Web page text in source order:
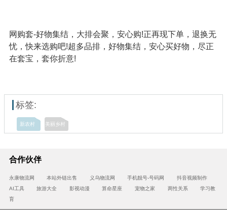
网购套-好物集结，大排会聚，安心购!正再现下单，退换无
忧，快来选购吧!超多品排，好物集结，安心买好物，尽正
在套宝，套你折意!
标签:
新农村 美丽乡村
合作伙伴
永康物流网 本站外链出售 义乌物流网 手机靓号-号码网
抖音视频制作
AI工具
旅游大全 影视动漫 算命星座 宠物之家 两性关系
学习教
育